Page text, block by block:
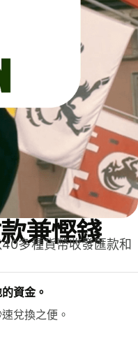
兼慳錢
多種貨幣收發匯款和
資金。
兌換之便。